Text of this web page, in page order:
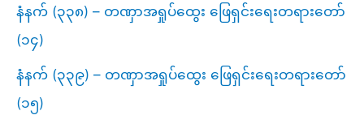
နံနက် (၃၃၈) – တဏှာအရှုပ်ထွေး ဖြေရှင်းရေးတရားတော်
(၁၄)
နံနက် (၃၃၉) – တဏှာအရှုပ်ထွေး ဖြေရှင်းရေးတရားတော်
(၁၅)